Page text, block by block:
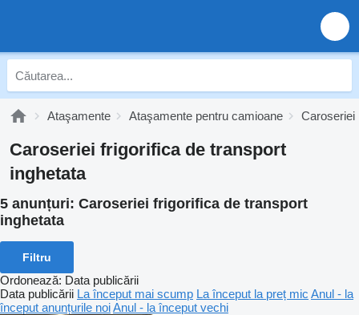
Ataşamente Ataşamente pentru camioane Caroseriei
Caroseriei frigorifica de transport
inghetata
5 anunțuri: Caroseriei frigorifica de transport
inghetata
Filtru
Ordonează: Data publicării
Data publicării La început mai scump La început la preț mic Anul - la
început anunțurile noiAnul - la început vechi